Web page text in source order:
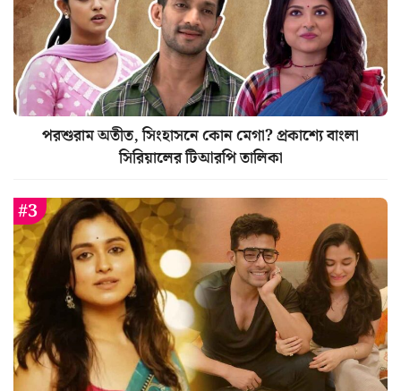
পরশুরাম অতীত, সিংহাসনে কোন মেগা? প্রকাশ্যে বাংলা
সিরিয়ালের টিআরপি তালিকা